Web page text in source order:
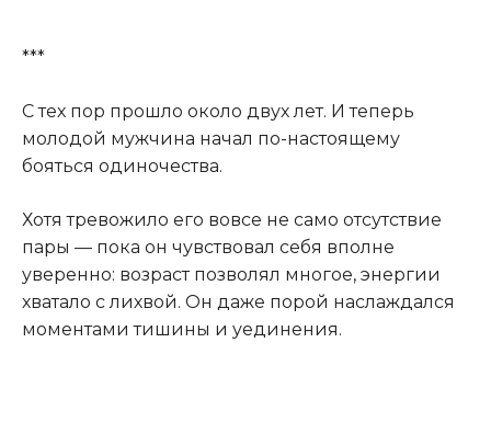
***
С тех пор прошло около двух лет. И теперь
молодой мужчина начал по-настоящему
бояться одиночества.
Хотя тревожило его вовсе не само отсутствие
пары — пока он чувствовал себя вполне
уверенно: возраст позволял многое, энергии
хватало с лихвой. Он даже порой наслаждался
моментами тишины и уединения.